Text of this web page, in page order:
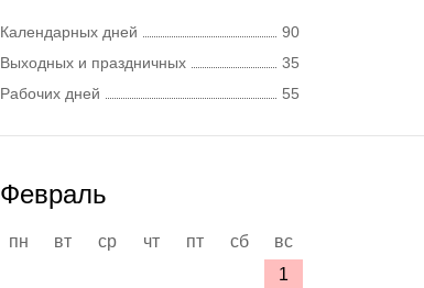
Календарных дней
90
Выходных и праздничных
35
Рабочих дней
55
Февраль
пн вт ср чт пт сб
вс
1